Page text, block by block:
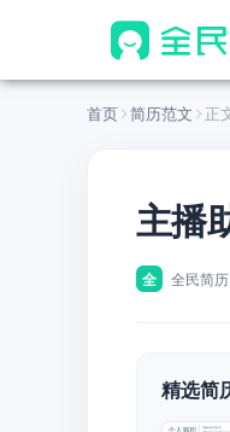
首页 简历范文 正
主播
全 全民简历
精选简